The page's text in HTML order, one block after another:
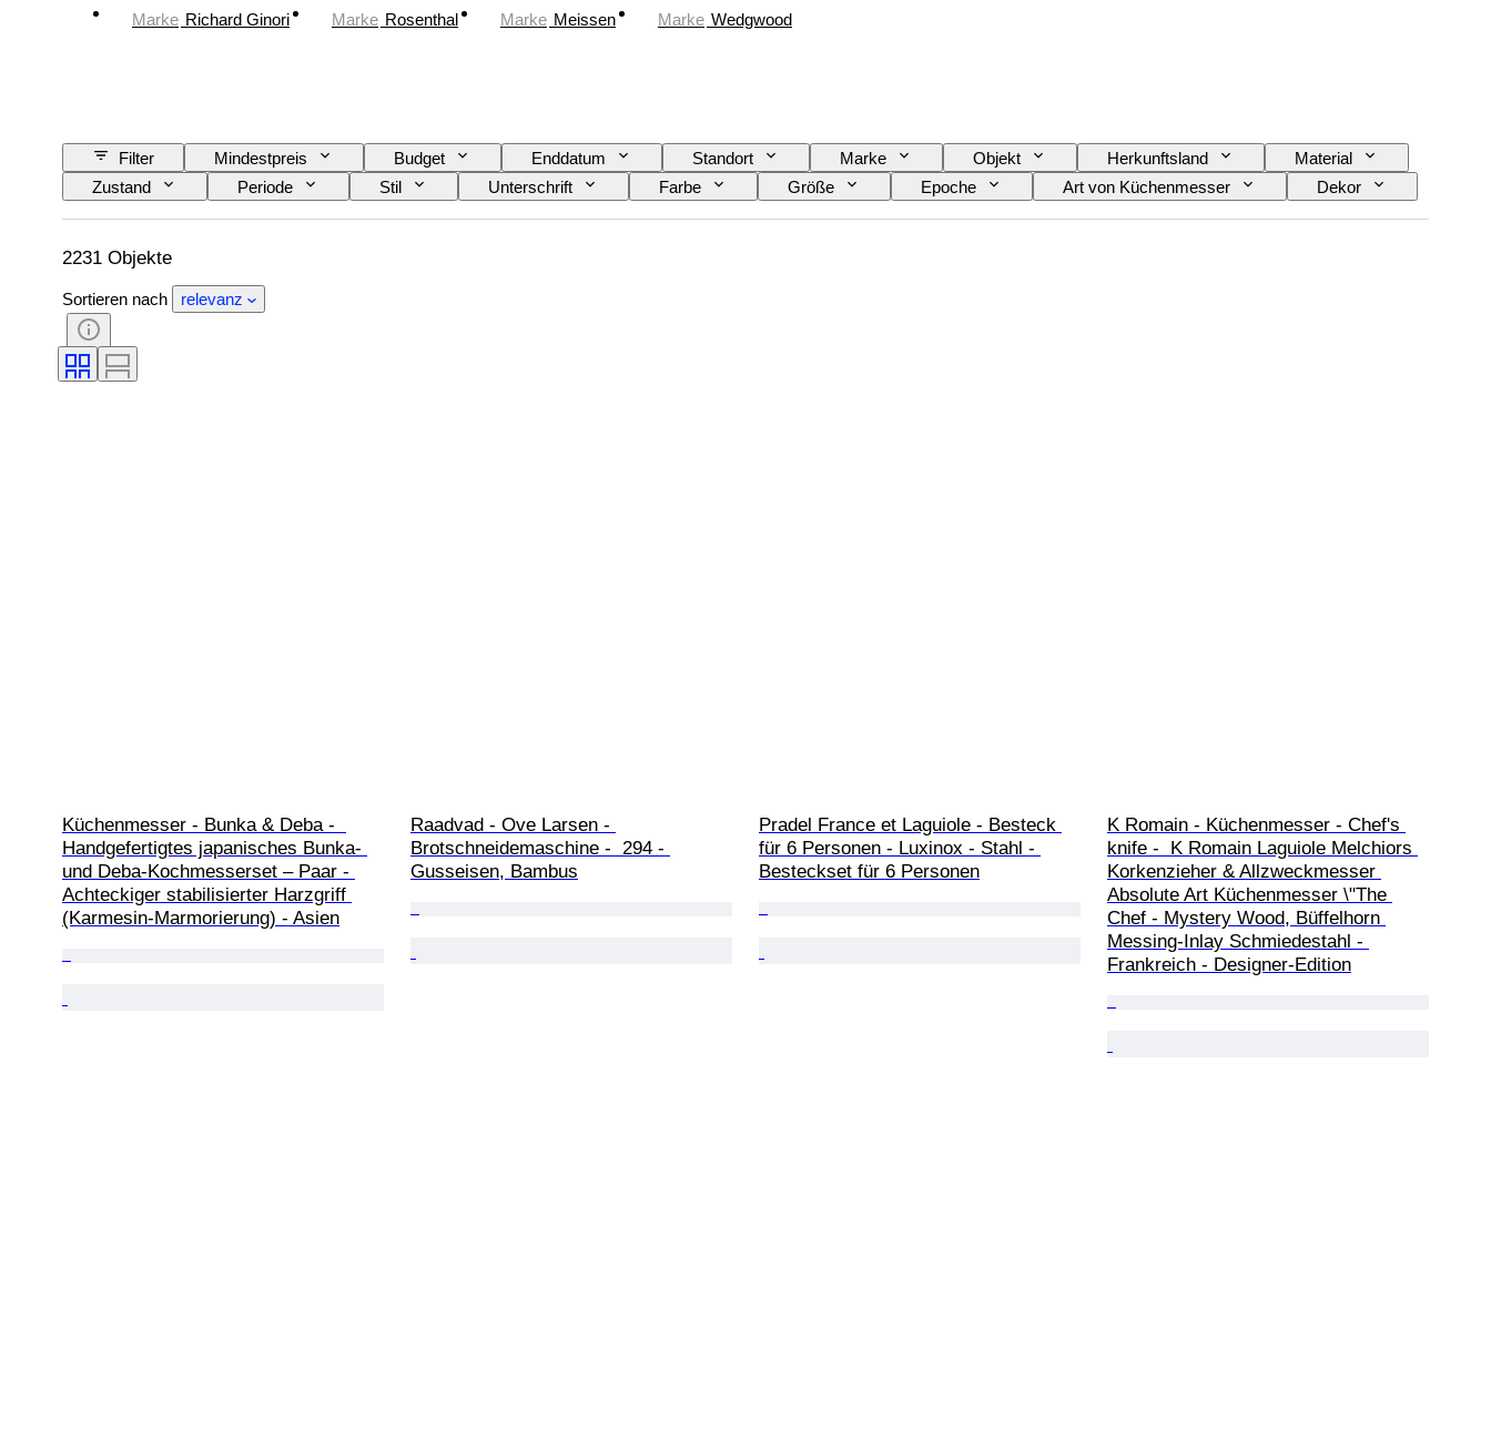
Marke Richard Ginori Marke Rosenthal Marke Meissen Marke Wedgwood
Filter Mindestpreis Budget Enddatum Standort Marke Objekt Herkunftsland
Material
Zustand
Periode Stil Unterschrift Farbe Größe Epoche Art von Küchenmesser
Dekor
Künstler
Original/Nachbau Verkauft von Schöpfer Modell
2231 Objekte
Sortieren nach relevanz
Küchenmesser - Bunka & Deba -
Handgefertigtes japanisches Bunka-
und Deba-Kochmesserset – Paar -
Achteckiger stabilisierter Harzgriff
(Karmesin-Marmorierung) - Asien
Raadvad - Ove Larsen -
Brotschneidemaschine -  294 -
Gusseisen, Bambus
Pradel France et Laguiole - Besteck
für 6 Personen - Luxinox - Stahl -
Besteckset für 6 Personen
K Romain - Küchenmesser - Chef's
knife -  K Romain Laguiole Melchiors
Korkenzieher & Allzweckmesser
Absolute Art Küchenmesser \"The
Chef - Mystery Wood, Büffelhorn
Messing-Inlay Schmiedestahl -
Frankreich - Designer-Edition